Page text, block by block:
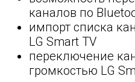
каналов по
импорт списка
LG Smart TV
переключение
громкостью LG